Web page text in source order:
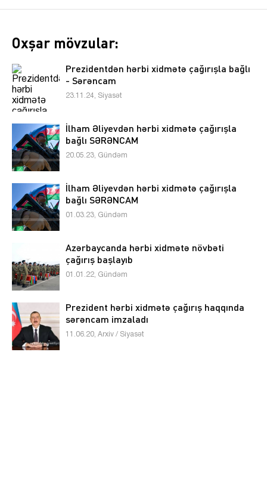
Oxşar mövzular:
Prezidentdən hərbi xidmətə çağırışla bağlı
- Sərəncam
23.11.24, Siyasət
İlham Əliyevdən hərbi xidmətə çağırışla
bağlı SƏRƏNCAM
20.05.23, Gündəm
İlham Əliyevdən hərbi xidmətə çağırışla
bağlı SƏRƏNCAM
01.03.23, Gündəm
Azərbaycanda hərbi xidmətə növbəti
çağırış başlayıb
01.01.22, Gündəm
Prezident hərbi xidmətə çağırış haqqında
sərəncam imzaladı
11.06.20, Arxiv / Siyasət